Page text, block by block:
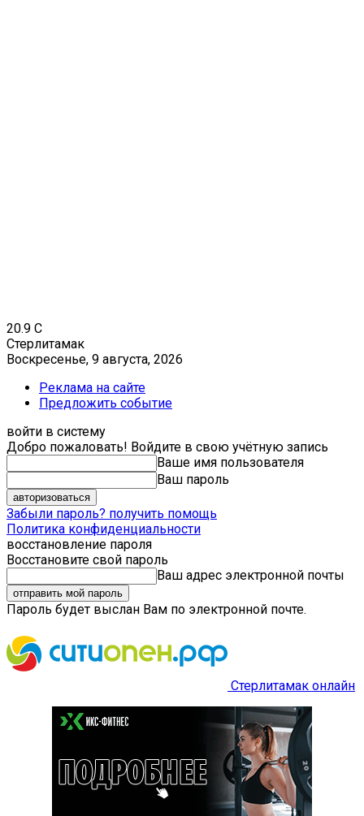
20.9 C
Стерлитамак
Воскресенье, 9 августа, 2026
Реклама на сайте
Предложить событие
войти в систему
Добро пожаловать! Войдите в свою учётную запись
Ваше имя пользователя
Ваш пароль
Забыли пароль? получить помощь
Политика конфиденциальности
восстановление пароля
Восстановите свой пароль
Ваш адрес электронной почты
Пароль будет выслан Вам по электронной почте.
Стерлитамак онлайн